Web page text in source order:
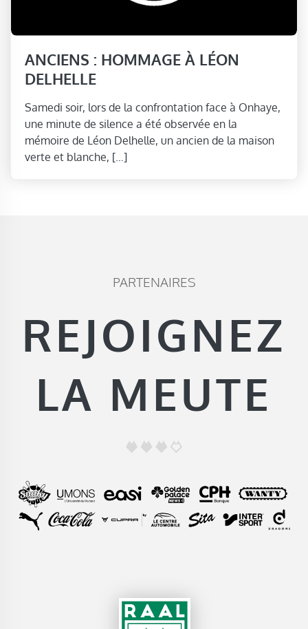
ANCIENS : HOMMAGE À LÉON
DELHELLE
Samedi soir, lors de la confrontation face à Onhaye,
une minute de silence a été observée en la
mémoire de Léon Delhelle, un ancien de la maison
verte et blanche, […]
PARTENAIRES
REJOIGNEZ
LA MEUTE